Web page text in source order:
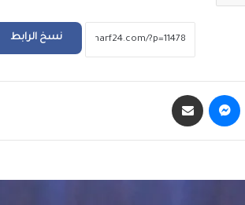
نسخ الرابط
سكايب ماسنجر